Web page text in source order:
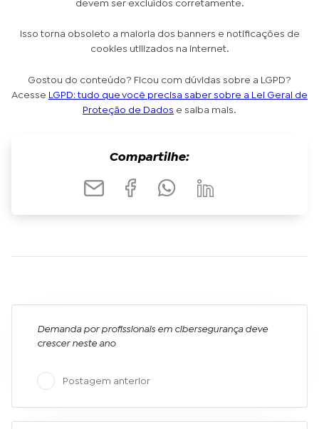
devem ser excluídos corretamente.
Isso torna obsoleto a maioria dos banners e notificações de
cookies utilizados na internet.
Gostou do conteúdo? Ficou com dúvidas sobre a LGPD?
Acesse
LGPD: tudo que você precisa saber sobre a Lei Geral de
Proteção de Dados e saiba mais.
Compartilhe:
Demanda por profissionais em cibersegurança deve
crescer neste ano
Postagem anterior